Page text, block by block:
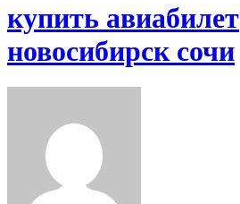
купить авиабилет
новосибирск сочи